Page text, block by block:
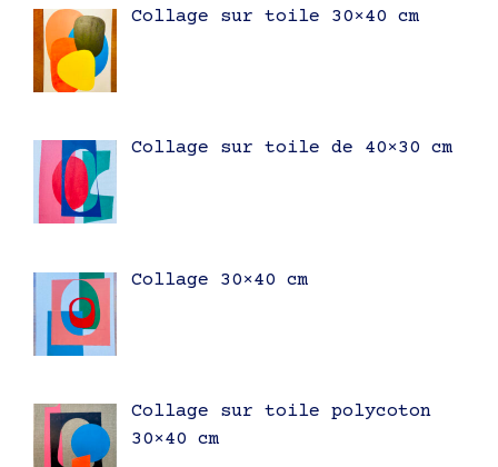
Collage sur toile 30×40 cm
Collage sur toile de 40×30 cm
Collage 30×40 cm
Collage sur toile polycoton
30×40 cm